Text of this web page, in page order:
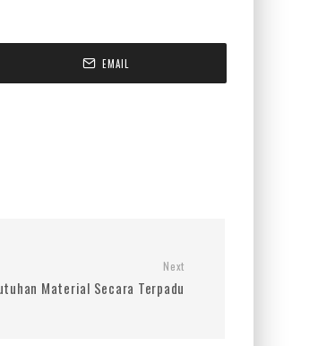
EMAIL
Next
Material Secara Terpadu